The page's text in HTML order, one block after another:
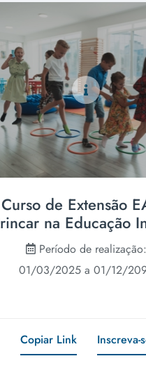
Curso de Extensão
na Educação
Período de realização:
01/03/2025 a 01/12/
Copiar Link Inscreva-